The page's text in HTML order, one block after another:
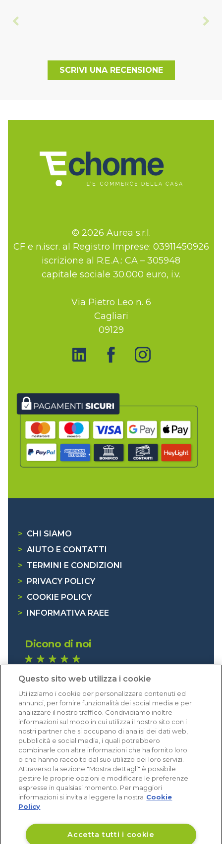
SCRIVI UNA RECENSIONE
© 2026 Aurea s.r.l.
CF e n.iscr. al Registro Imprese: 03911450926
iscrizione al R.E.A.: CA – 305948
capitale sociale 30.000 euro, i.v.
Via Pietro Leo n. 6
Cagliari
09129
> CHI SIAMO
> AIUTO E CONTATTI
> TERMINI E CONDIZIONI
>
PRIVACY POLICY
> COOKIE POLICY
>
INFORMATIVA RAEE
Dicono di noi
Eccellente (4,8)
Acquisti verificati
Questo sito web utilizza i cookie
Utilizziamo i cookie per personalizzare contenuti ed
annunci, per fornire funzionalità dei social media e per
analizzare il nostro traffico. Condividiamo inoltre
informazioni sul modo in cui utilizza il nostro sito con i
nostri partner che si occupano di analisi dei dati web,
pubblicità e social media, i quali potrebbero
combinarle con altre informazioni che ha fornito loro
o che hanno raccolto dal suo utilizzo dei loro servizi.
Attraverso la sezione "Mostra dettagli" è possibile
gestire le proprie opzioni e modificare le preferenze
espresse in qualsiasi momento. Per maggiori
informazioni si invita a leggere la nostra Cookie
Policy
Accetta tutti i cookie